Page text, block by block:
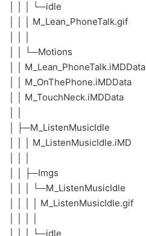
│ │ │ └─idle
│ │ │ M_Lean_PhoneTalk.gif
│ │ └─Motions
│ │ M_Lean_PhoneTalk.iMDData
│ │ M_OnThePhone.iMDData
│ │ M_TouchNeck.iMDData
│ ├─M_ListenMusicIdle
│ │ │ M_ListenMusicIdle.iMD
│ │ ├─Imgs
│ │ │ └─M_ListenMusicIdle
│ │ │ │ M_ListenMusicIdle.gif
│ │ │ └─idle